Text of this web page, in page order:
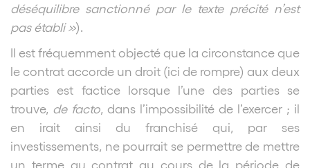
déséquilibre sanctionné par le texte précité n’est
pas établi »).
Il est fréquemment objecté que la circonstance que
le contrat accorde un droit (ici de rompre) aux deux
parties est factice lorsque l’une des parties se
trouve, de facto , dans l’impossibilité de l’exercer ; il
en irait ainsi du franchisé qui, par ses
investissements, ne pourrait se permettre de mettre
un terme au contrat au cours de la période de